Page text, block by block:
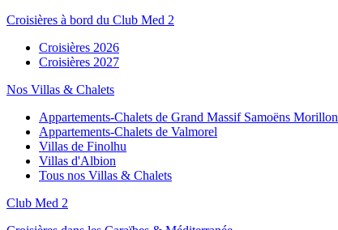
Croisières à bord du Club Med 2
Croisières 2026
Croisières 2027
Nos Villas & Chalets
Appartements-Chalets de Grand Massif Samoëns Morillon
Appartements-Chalets de Valmorel
Villas de Finolhu
Villas d'Albion
Tous nos Villas & Chalets
Club Med 2